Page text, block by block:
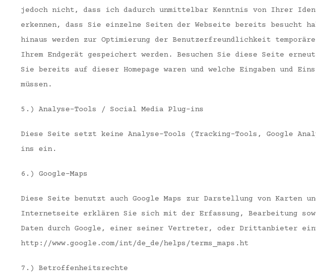
jedoch nicht, dass ich dadurch unmittelbar Kenntnis von Ihrer
erkennen, dass Sie einzelne Seiten der Webseite bereits besucht
hinaus werden zur Optimierung der Benutzerfreundlichkeit
Ihrem Endgerät gespeichert werden. Besuchen Sie diese Seite
Sie bereits auf dieser Homepage waren und welche Eingaben und
müssen.
5.) Analyse-Tools / Social Media Plug-ins
Diese Seite setzt keine Analyse-Tools (Tracking-Tools, Google
ins ein.
6.) Google-Maps
Diese Seite benutzt auch Google Maps zur Darstellung von Karten
Internetseite erklären Sie sich mit der Erfassung, Bearbeitung
Daten durch Google, einer seiner Vertreter, oder Drittanbieter
http://www.google.com/int/de_de/helps/terms_maps.ht
7.) Betroffenheitsrechte